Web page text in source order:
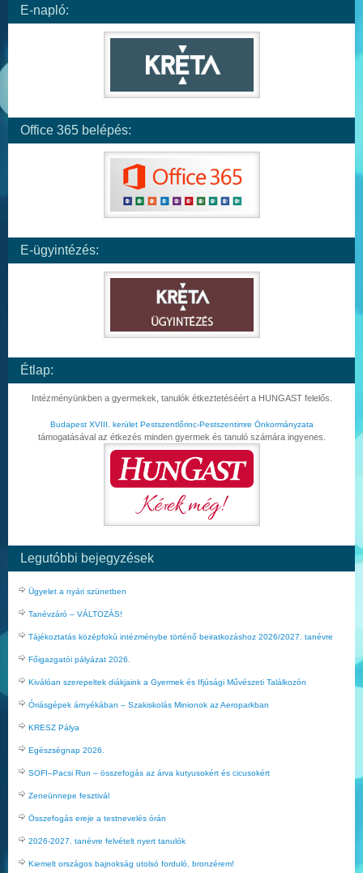
E-napló:
Office 365 belépés:
E-ügyintézés:
Étlap:
Intézményünkben a gyermekek, tanulók étkeztetéséért a HUNGAST felelős.
Budapest XVIII. kerület Pestszentlőrinc-Pestszentimre Önkormányzata
támogatásával az étkezés minden gyermek és tanuló számára ingyenes.
Legutóbbi bejegyzések
Ügyelet a nyári szünetben
Tanévzáró – VÁLTOZÁS!
Tájékoztatás középfokú intézménybe történő beiratkozáshoz 2026/2027. tanévre
Főigazgatói pályázat 2026.
Kiválóan szerepeltek diákjaink a Gyermek és Ifjúsági Művészeti Találkozón
Óriásgépek árnyékában – Szakiskolás Minionok az Aeroparkban
KRESZ Pálya
Egészségnap 2026.
SOFI–Pacsi Run – összefogás az árva kutyusokért és cicusokért
Zeneünnepe fesztivál
Összefogás ereje a testnevelés órán
2026-2027. tanévre felvételt nyert tanulók
Kiemelt országos bajnokság utolsó forduló, bronzérem!